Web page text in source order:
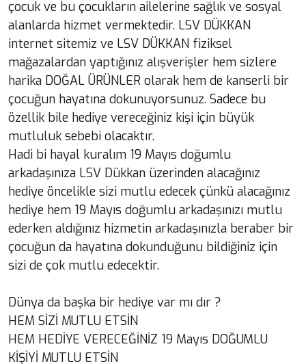
çocuk ve bu çocukların ailelerine sağlık ve sosyal
alanlarda hizmet vermektedir. LSV DÜKKAN
internet sitemiz ve LSV DÜKKAN fiziksel
mağazalardan yaptığınız alışverişler hem sizlere
harika DOĞAL ÜRÜNLER olarak hem de kanserli bir
çocuğun hayatına dokunuyorsunuz. Sadece bu
özellik bile hediye vereceğiniz kişi için büyük
mutluluk sebebi olacaktır.
Hadi bi hayal kuralım 19 Mayıs doğumlu
arkadaşınıza LSV Dükkan üzerinden alacağınız
hediye öncelikle sizi mutlu edecek çünkü alacağınız
hediye hem 19 Mayıs doğumlu arkadaşınızı mutlu
ederken aldığınız hizmetin arkadaşınızla beraber bir
çocuğun da hayatına dokunduğunu bildiğiniz için
sizi de çok mutlu edecektir.
Dünya da başka bir hediye var mı dır ?
HEM SİZİ MUTLU ETSİN
HEM HEDİYE VERECEĞİNİZ 19 Mayıs DOĞUMLU
KİŞİYİ MUTLU ETSİN